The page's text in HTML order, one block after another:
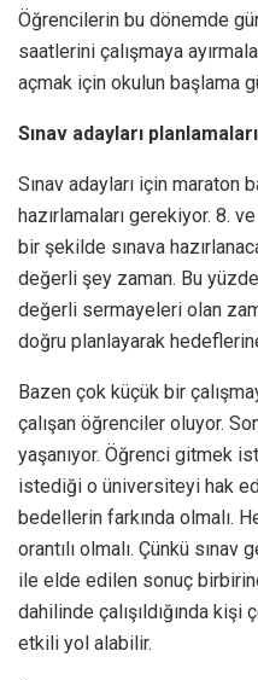
Öğrencilerin bu dönemde
saatlerini çalışmaya
açmak için okulun başlama
Sınav adayları
Sınav adayları için maraton
hazırlamaları gerekiyor. 8.
bir şekilde sınava
değerli şey zaman. Bu
değerli sermayeleri olan
doğru planlayarak
Bazen çok küçük bir
çalışan öğrenciler oluyor.
yaşanıyor. Öğrenci gitmek
istediği o üniversiteyi hak
bedellerin farkında olmalı.
orantılı olmalı. Çünkü sınav
ile elde edilen sonuç
dahilinde çalışıldığında
etkili yol alabilir.